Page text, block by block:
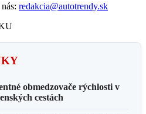
redakcia@autotrendy.sk
obmedzovače rýchlosti v
cestách